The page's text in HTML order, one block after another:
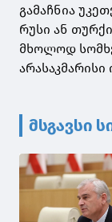
გამაჩნია
რუსი ან
მხოლოდ
არასაკმარისი
მსგავსი